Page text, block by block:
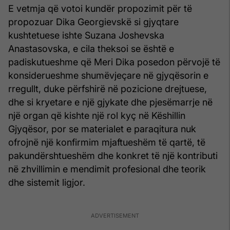
E vetmja që votoi kundër propozimit për të
propozuar Dika Georgievskë si gjyqtare
kushtetuese ishte Suzana Joshevska
Anastasovska, e cila theksoi se është e
padiskutueshme që Meri Dika posedon përvojë të
konsiderueshme shumëvjeçare në gjyqësorin e
rregullt, duke përfshirë në pozicione drejtuese,
dhe si kryetare e një gjykate dhe pjesëmarrje në
një organ që kishte një rol kyç në Këshillin
Gjyqësor, por se materialet e paraqitura nuk
ofrojnë një konfirmim mjaftueshëm të qartë, të
pakundërshtueshëm dhe konkret të një kontributi
në zhvillimin e mendimit profesional dhe teorik
dhe sistemit ligjor.